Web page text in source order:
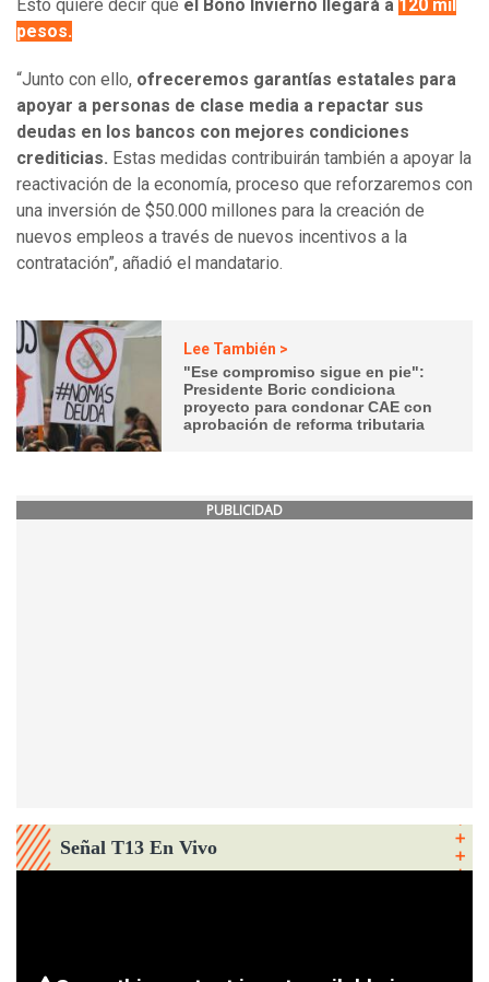
Esto quiere decir que el Bono Invierno llegará a 120 mil
pesos.
“Junto con ello, ofreceremos garantías estatales para
apoyar a personas de clase media a repactar sus
deudas en los bancos con mejores condiciones
crediticias. Estas medidas contribuirán también a apoyar la
reactivación de la economía, proceso que reforzaremos con
una inversión de $50.000 millones para la creación de
nuevos empleos a través de nuevos incentivos a la
contratación”, añadió el mandatario.
Lee También >
"Ese compromiso sigue en pie":
Presidente Boric condiciona
proyecto para condonar CAE con
aprobación de reforma tributaria
PUBLICIDAD
Señal T13 En Vivo